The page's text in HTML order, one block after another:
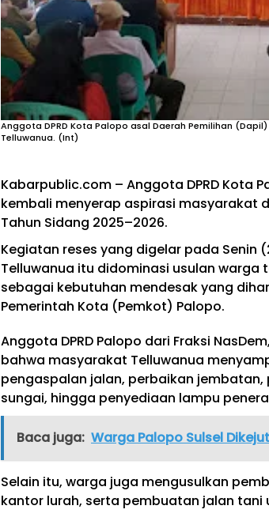
Anggota DPRD Kota Palopo asal Daerah Pemilihan
Telluwanua. (Int)
Kabarpublic.com – Anggota DPRD Kota
kembali menyerap aspirasi masyarakat
Tahun Sidang 2025–2026.
Kegiatan reses yang digelar pada Senin
Telluwanua itu didominasi usulan
sebagai kebutuhan mendesak yang
Pemerintah Kota (Pemkot) Palopo.
Anggota DPRD Palopo dari Fraksi
bahwa masyarakat Telluwanua
pengaspalan jalan, perbaikan
sungai, hingga penyediaan lampu
Baca juga: Warga Palopo Sulsel
Selain itu, warga juga mengusulkan
kantor lurah, serta pembuatan jalan